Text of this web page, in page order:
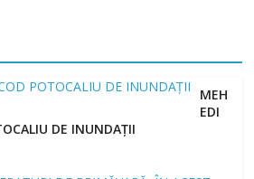
MEH
EDI
DE INUNDAȚII